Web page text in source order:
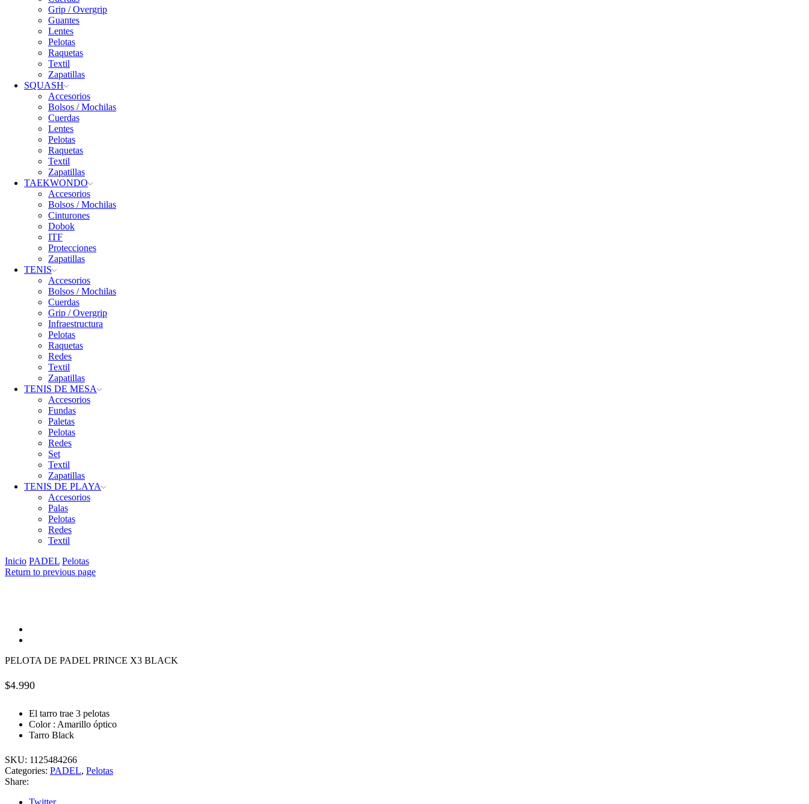
Grip / Overgrip
Guantes
Lentes
Pelotas
Raquetas
Textil
Zapatillas
SQUASH
Accesorios
Bolsos / Mochilas
Cuerdas
Lentes
Pelotas
Raquetas
Textil
Zapatillas
TAEKWONDO
Accesorios
Bolsos / Mochilas
Cinturones
Dobok
ITF
Protecciones
Zapatillas
TENIS
Accesorios
Bolsos / Mochilas
Cuerdas
Grip / Overgrip
Infraestructura
Pelotas
Raquetas
Redes
Textil
Zapatillas
TENIS DE MESA
Accesorios
Fundas
Paletas
Pelotas
Redes
Set
Textil
Zapatillas
TENIS DE PLAYA
Accesorios
Palas
Pelotas
Redes
Textil
Inicio PADEL Pelotas
Return to previous page
PELOTA DE PADEL PRINCE X3 BLACK
$4.990
​El tarro trae 3 pelotas
Color : Amarillo óptico
Tarro Black
SKU: 1125484266
Categories: PADEL, Pelotas
Share:
Twitter